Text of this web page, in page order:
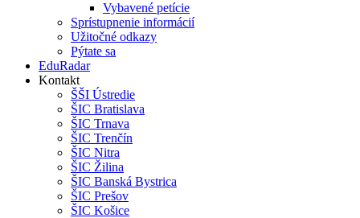
Vybavené petície
Sprístupnenie informácií
Užitočné odkazy
Pýtate sa
EduRadar
Kontakt
ŠŠI Ústredie
ŠIC Bratislava
ŠIC Trnava
ŠIC Trenčín
ŠIC Nitra
ŠIC Žilina
ŠIC Banská Bystrica
ŠIC Prešov
ŠIC Košice